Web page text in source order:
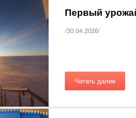
Первый
/30.04.2026/
Читать далее